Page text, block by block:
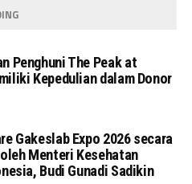
Penghuni The Peak at
Kepedulian dalam Donor
Gakeslab Expo 2026 secara
Menteri Kesehatan
Budi Gunadi Sadikin